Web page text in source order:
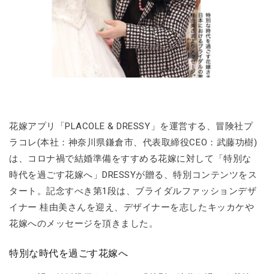
花嫁アプリ「PLACOLE & DRESSY」を運営する、冒険社プ
ラコレ(本社：神奈川県鎌倉市、代表取締役CEO：武藤功樹)
は、コロナ禍で結婚準備をすすめる花嫁に対して「特別な
時代を過ごす花嫁へ」DRESSYが贈る、特別コンテンツをス
タート。記念すべき第1段は、ブライダルファッションデザ
イナー 桂由美さんを迎え、デザイナーを志したキッカケや
花嫁へのメッセージを頂きました。
特別な時代を過ごす花嫁へ